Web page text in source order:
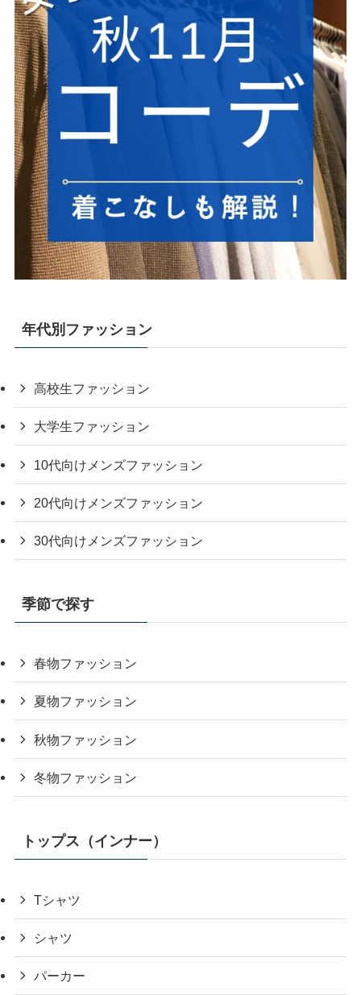
年代別ファッション
高校生ファッション
大学生ファッション
10代向けメンズファッション
20代向けメンズファッション
30代向けメンズファッション
季節で探す
春物ファッション
夏物ファッション
秋物ファッション
冬物ファッション
トップス（インナー）
Tシャツ
シャツ
パーカー